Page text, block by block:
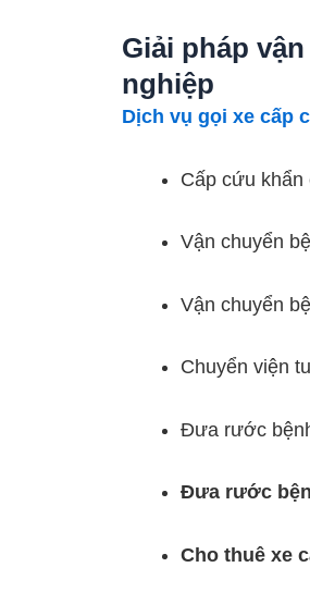
Giải pháp
nghiệp
Dịch vụ gọi xe cấp
Cấp cứu khẩn
Vận chuyển
Vận chuyển
Chuyển viện
Đưa rước
Đưa rước
Cho thuê xe